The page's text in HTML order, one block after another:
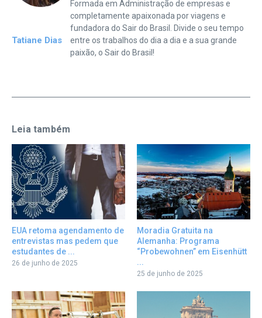
Tatiane Dias
Formada em Administração de empresas e
completamente apaixonada por viagens e
fundadora do Sair do Brasil. Divide o seu tempo
entre os trabalhos do dia a dia e a sua grande
paixão, o Sair do Brasil!
Leia também
EUA retoma agendamento de
entrevistas mas pedem que
estudantes de ...
26 de junho de 2025
Moradia Gratuita na
Alemanha: Programa
“Probewohnen” em Eisenhütt
...
25 de junho de 2025